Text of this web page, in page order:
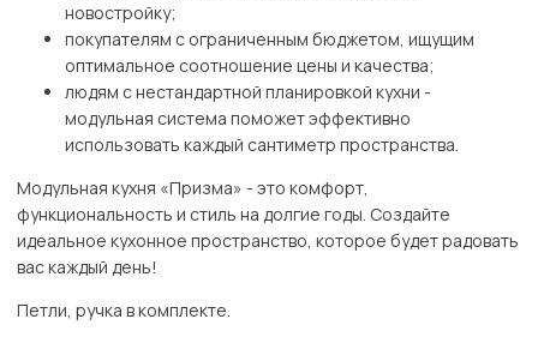
новостройку;
покупателям с ограниченным бюджетом, ищущим
оптимальное соотношение цены и качества;
людям с нестандартной планировкой кухни -
модульная система поможет эффективно
использовать каждый сантиметр пространства.
Модульная кухня «Призма» - это комфорт,
функциональность и стиль на долгие годы. Создайте
идеальное кухонное пространство, которое будет радовать
вас каждый день!
Петли, ручка в комплекте.